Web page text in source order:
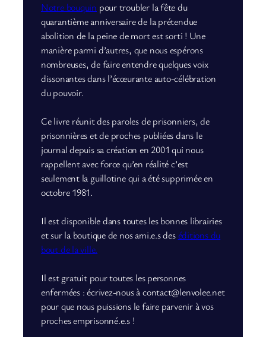
Notre bouquin pour troubler la fête du
quarantième anniversaire de la prétendue
abolition de la peine de mort est sorti ! Une
manière parmi d’autres, que nous espérons
nombreuses, de faire entendre quelques voix
dissonantes dans l’écœurante auto-célébration
du pouvoir.
Ce livre réunit des paroles de prisonniers, de
prisonnières et de proches publiées dans le
journal depuis sa création en 2001 qui nous
rappellent avec force qu’en réalité c’est
seulement la guillotine qui a été supprimée en
octobre 1981.
Il est disponible dans toutes les bonnes librairies
et sur la boutique de nos ami.e.s deséditions du
bout de la ville.
Il est gratuit pour toutes les personnes
enfermées : écrivez-nous à contact@lenvolee.net
pour que nous puissions le faire parvenir à vos
proches emprisonné.e.s !